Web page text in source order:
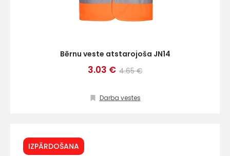
Bērnu veste atstarojoša JN14
3.03 € 4.65 €
Darba vestes
IZPĀRDOŠANA